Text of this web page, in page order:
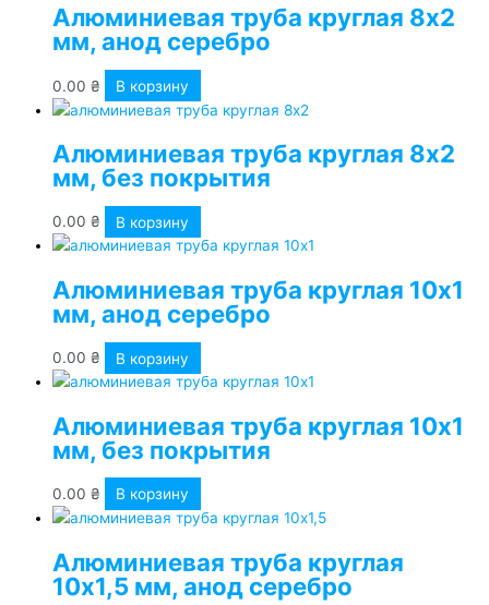
Алюминиевая труба круглая 8х2
мм, анод серебро
0.00 ₴ В корзину
Алюминиевая труба круглая 8х2
мм, без покрытия
0.00 ₴ В корзину
Алюминиевая труба круглая 10х1
мм, анод серебро
0.00 ₴ В корзину
Алюминиевая труба круглая 10х1
мм, без покрытия
0.00 ₴ В корзину
Алюминиевая труба круглая
10х1,5 мм, анод серебро